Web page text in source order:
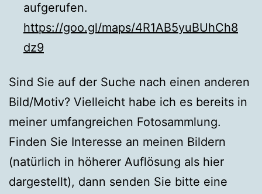
aufgerufen.
https://goo.gl/maps/4R1AB5yuBUhCh8
dz9
Sind Sie auf der Suche nach einen anderen
Bild/Motiv? Vielleicht habe ich es bereits in
meiner umfangreichen Fotosammlung.
Finden Sie Interesse an meinen Bildern
(natürlich in höherer Auflösung als hier
dargestellt), dann senden Sie bitte eine